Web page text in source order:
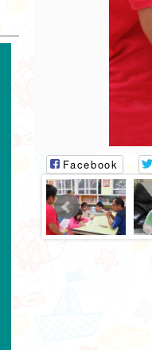
作者：網路小語
活著一天，就是有
珍惜。當我哭泣我
的時候，我發現有
腳。
Facebook